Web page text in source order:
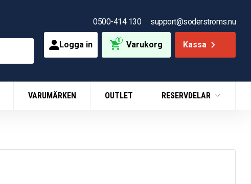
0500-414 130 support@soderstroms.nu
Logga in 0 Varukorg Kassa
VARUMÄRKEN OUTLET RESERVDELAR